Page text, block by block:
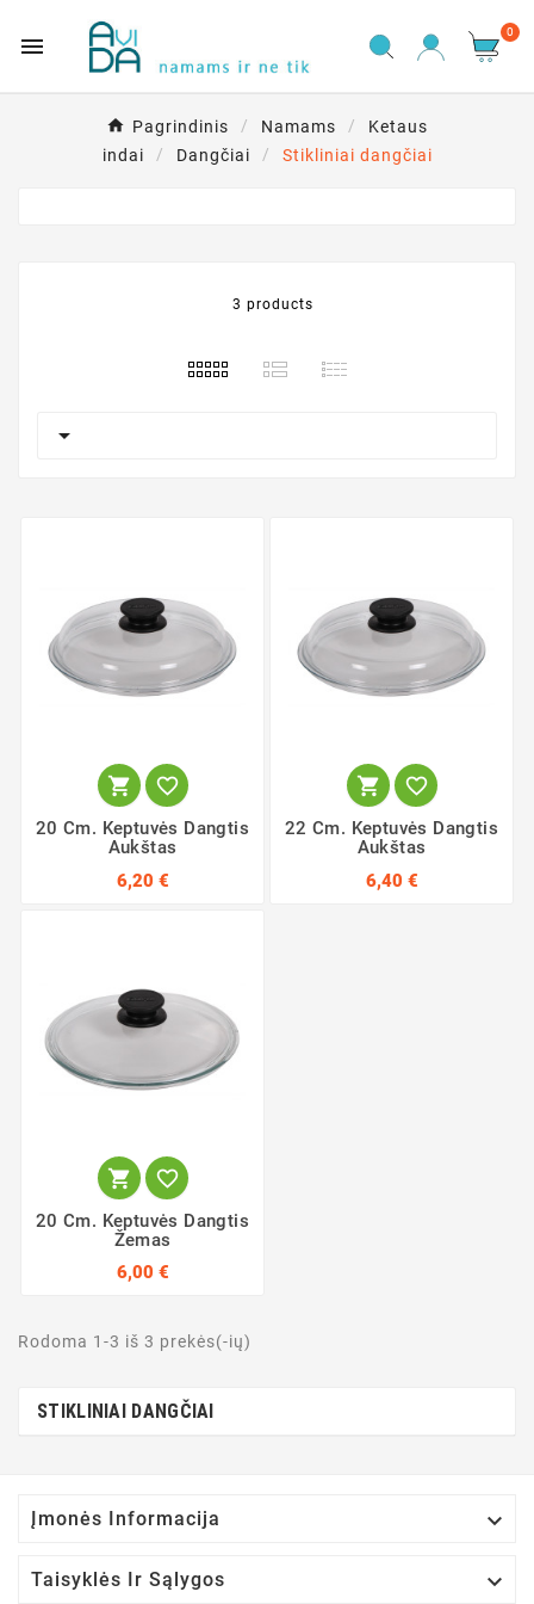

0
Pagrindinis Namams
Ketaus
indai
Dangčiai Stikliniai dangčiai
3 products

 
20 Cm. Keptuvės Dangtis
Aukštas
6,20 €
 
22 Cm. Keptuvės Dangtis
Aukštas
6,40 €
 
20 Cm. Keptuvės Dangtis
Žemas
6,00 €
Rodoma 1-3 iš 3 prekės(-ių)
STIKLINIAI DANGČIAI
Įmonės Informacija 
Taisyklės Ir Sąlygos 